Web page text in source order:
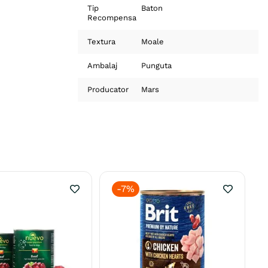
Tip
Recompensa
Baton
Textura Moale
Ambalaj Punguta
Producator Mars
-7%